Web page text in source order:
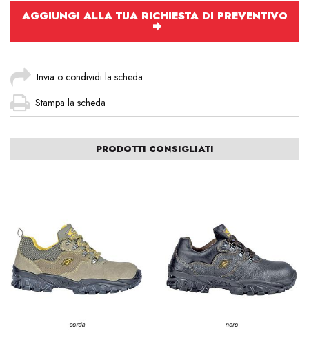
AGGIUNGI ALLA TUA RICHIESTA DI PREVENTIVO
Invia o condividi la scheda
Stampa la scheda
PRODOTTI CONSIGLIATI